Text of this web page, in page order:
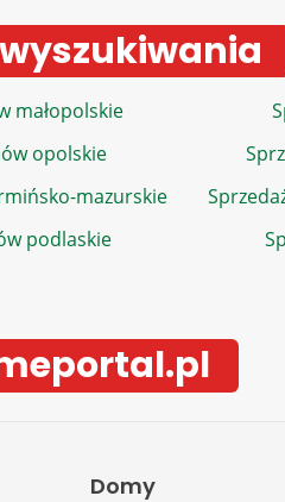
małopolskie
opolskie
mazurskie
podlaskie
Domy